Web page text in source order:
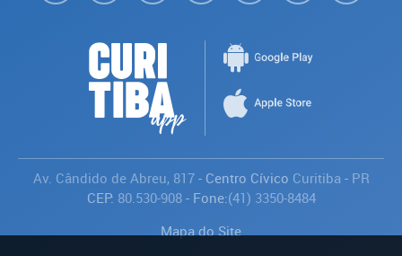
Av. Cândido de Abreu, 817- Centro Cívico Curitiba- PR
CEP: 80.530-908- Fone:(41) 3350-8484
Mapa do Site